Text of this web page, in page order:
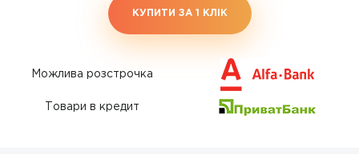
КУПИТИ ЗА 1 КЛIК
Можлива розстрочка
Товари в кредит